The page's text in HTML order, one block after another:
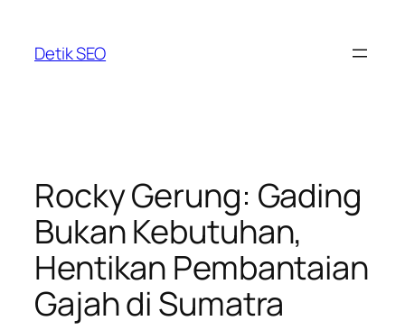
content
Detik SEO
Rocky Gerung: Gading
Bukan Kebutuhan,
Hentikan Pembantaian
Gajah di Sumatra